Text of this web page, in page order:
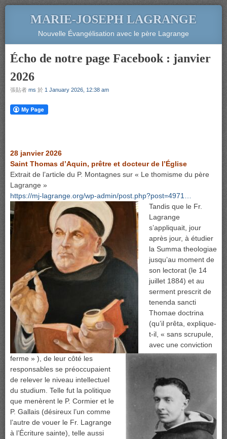
MARIE-JOSEPH LAGRANGE
Nouvelle Évangélisation avec le père Lagrange
Écho de notre page Facebook : janvier
2026
張貼者 ms 於 1 January 2026, 12:38 am
28 janvier 2026
Saint Thomas d’Aquin, prêtre et docteur de l’Église
Extrait de l’article du P. Montagnes sur « Le thomisme du père
Lagrange »
https://mj-lagrange.org/wp-admin/post.php?post=4971…
Tandis que le Fr.
Lagrange
s’appliquait, jour
après jour, à étudier
la Summa theologiae
jusqu’au moment de
son lectorat (le 14
juillet 1884) et au
serment prescrit de
tenenda sancti
Thomae doctrina
(qu’il prêta, explique-
t-il, « sans scrupule,
avec une conviction
ferme » ), de leur côté les
responsables se préoccupaient
de relever le niveau intellectuel
du studium. Telle fut la politique
que menèrent le P. Cormier et le
P. Gallais (désireux l’un comme
l’autre de vouer le Fr. Lagrange
à l’Écriture sainte), telle aussi